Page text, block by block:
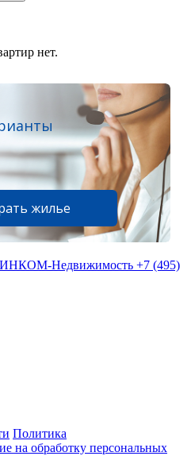
нет.
жилье
+7 (495)
Политика
на обработку персональных